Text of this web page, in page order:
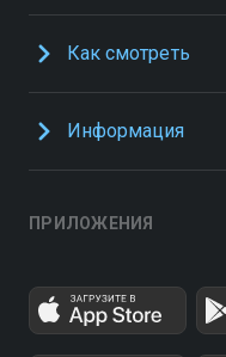
Как смотреть
Информация
ПРИЛОЖЕНИЯ